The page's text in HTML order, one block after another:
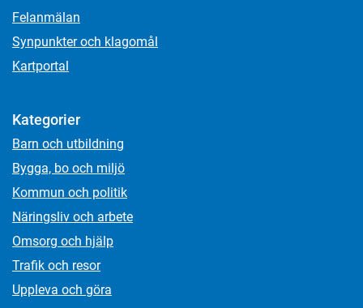
Felanmälan
Synpunkter och klagomål
Kartportal
Kategorier
Barn och utbildning
Bygga, bo och miljö
Kommun och politik
Näringsliv och arbete
Omsorg och hjälp
Trafik och resor
Uppleva och göra